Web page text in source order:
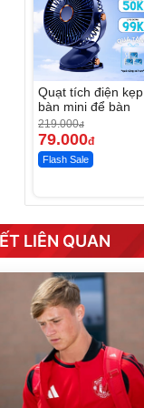
Quạt tích điện kẹp
bàn mini để bàn
219.000đ
79.000đ
Flash Sale
LIÊN QUAN